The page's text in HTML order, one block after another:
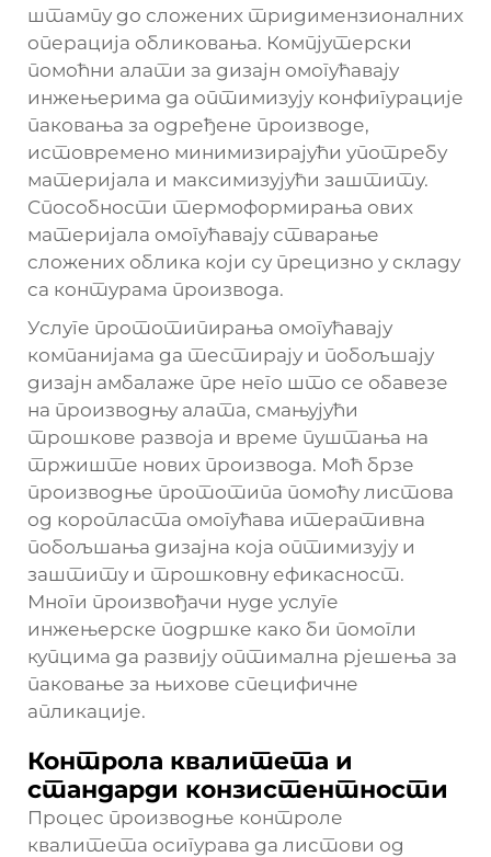
штампу до сложених тридимензионалних
операција обликовања. Компјутерски
помоћни алати за дизајн омогућавају
инжењерима да оптимизују конфигурације
паковања за одређене производе,
истовремено минимизирајући употребу
материјала и максимизујући заштиту.
Способности термоформирања ових
материјала омогућавају стварање
сложених облика који су прецизно у складу
са контурама производа.
Услуге прототипирања омогућавају
компанијама да тестирају и побољшају
дизајн амбалаже пре него што се обавезе
на производњу алата, смањујући
трошкове развоја и време пуштања на
тржиште нових производа. Моћ брзе
производње прототипа помоћу листова
од коропласта омогућава итеративна
побољшања дизајна која оптимизују и
заштиту и трошковну ефикасност.
Многи произвођачи нуде услуге
инжењерске подршке како би помогли
купцима да развију оптимална рјешења за
паковање за њихове специфичне
апликације.
Контрола квалитета и
стандарди конзистентности
Процес производње контроле
квалитета осигурава да листови од